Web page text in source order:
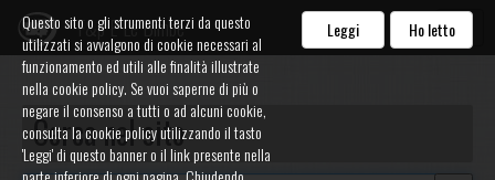
F&p E Le Bimbe
Cerca nel sito
Questo sito o gli strumenti terzi da questo
utilizzati si avvalgono di cookie necessari al
funzionamento ed utili alle finalità illustrate
nella cookie policy. Se vuoi saperne di più o
negare il consenso a tutti o ad alcuni cookie,
consulta la cookie policy utilizzando il tasto
'Leggi' di questo banner o il link presente nella
Leggi Ho letto